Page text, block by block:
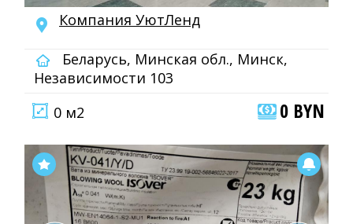
Компания УютЛенд
Беларусь, Минская обл., Минск,
Независимости 103
0 м2
0 BYN